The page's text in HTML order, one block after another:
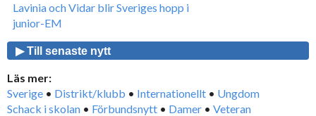
Lavinia och Vidar blir Sveriges hopp i
junior-EM
▶ Till senaste nytt
Läs mer:
Sverige • Distrikt/klubb • Internationellt • Ungdom
Schack i skolan • Förbundsnytt • Damer • Veteran